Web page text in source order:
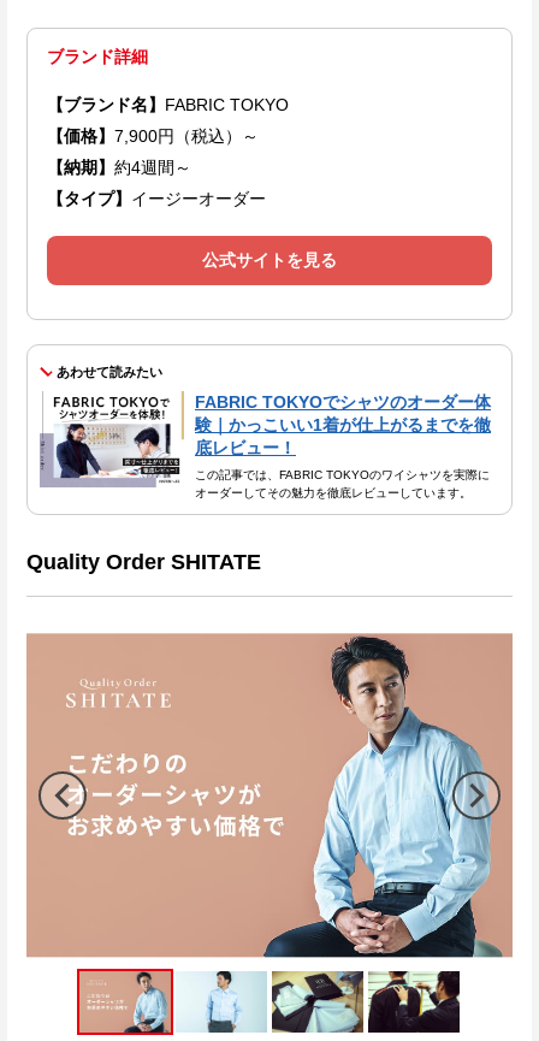
ブランド詳細
【ブランド名】 FABRIC TOKYO
【価格】 7,900円（税込）～
【納期】 約4週間～
【タイプ】 イージーオーダー
公式サイトを見る
あわせて読みたい
FABRIC TOKYOでシャツのオーダー体
験｜かっこいい1着が仕上がるまでを徹
底レビュー！
この記事では、FABRIC TOKYOのワイシャツを実際に
オーダーしてその魅力を徹底レビューしています。
Quality Order SHITATE